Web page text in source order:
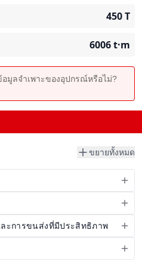
450T
6006t·m
อมูลจำเพาะของอุปกรณ์หรือไม่?
ขยายทั้งหมด
ะการขนส่งที่มีประสิทธิภาพ